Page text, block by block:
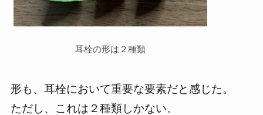
耳栓の形は２種類
形も、耳栓において重要な要素だと感じた。
ただし、これは２種類しかない。